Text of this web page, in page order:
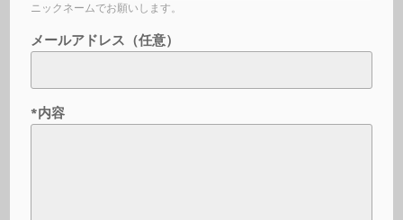
ニックネームでお願いします。
メールアドレス（任意）
*内容